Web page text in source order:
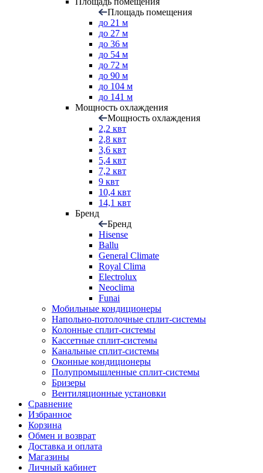
Площадь помещения
до 21 м
до 27 м
до 36 м
до 54 м
до 72 м
до 90 м
до 104 м
до 141 м
Мощность охлаждения
Мощность охлаждения
2,2 квт
2,8 квт
3,6 квт
5,4 квт
7,2 квт
9 квт
10,4 квт
14,1 квт
Бренд
Бренд
Hisense
Ballu
General Climate
Royal Clima
Electrolux
Neoclima
Funai
Мобильные кондиционеры
Напольно-потолоч​ные ​сплит-системы
Колонные ​​сплит-системы
Кассетные сплит-системы
Канальные сплит-системы
Оконные кондиционеры
Полупромышленные сплит-системы
Бризеры
Вентиляционные установки
Сравнение
Избранное
Корзина
Обмен и возврат
Доставка и оплата
Магазины
Личный кабинет